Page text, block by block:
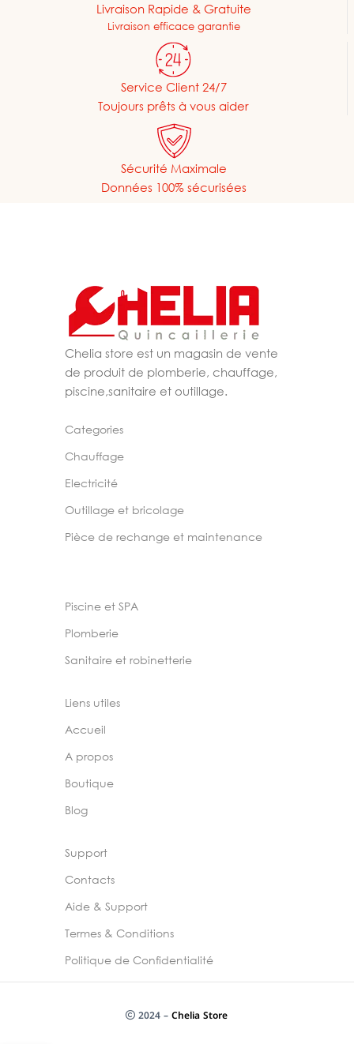
Livraison Rapide & Gratuite
Livraison efficace garantie
Service Client 24/7
Toujours prêts à vous aider
Sécurité Maximale
Données 100% sécurisées
Chelia store est un magasin de vente
de produit de plomberie, chauffage,
piscine,sanitaire et outillage.
Categories
Chauffage
Electricité
Outillage et bricolage
Pièce de rechange et maintenance
Piscine et SPA
Plomberie
Sanitaire et robinetterie
Liens utiles
Accueil
A propos
Boutique
Blog
Support
Contacts
Aide & Support
Termes & Conditions
Politique de Confidentialité
2024 –Chelia Store